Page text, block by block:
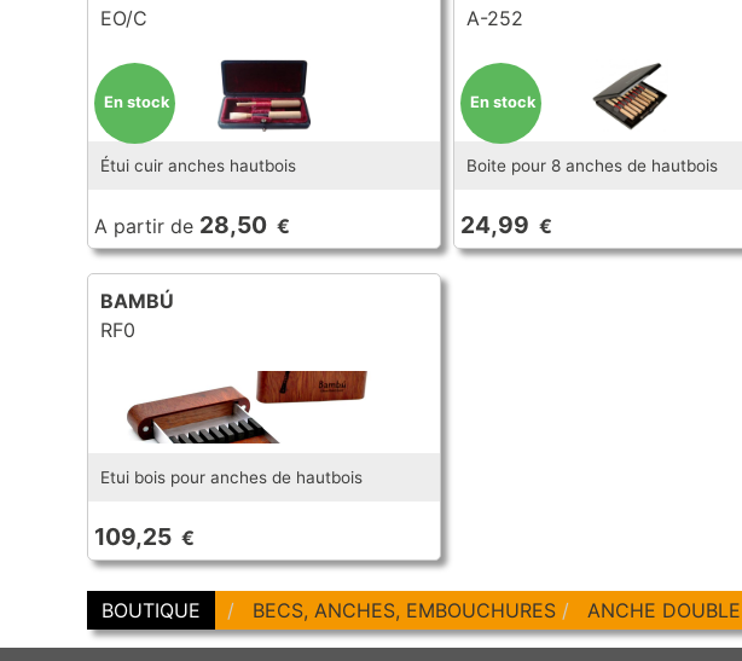
EO/C
Étui cuir anches hautbois
A partir de 28,50 €
En stock
A-252
Boite pour 8 anches de hautbois
24,99 €
En stock
BAMBÚ
RF0
Etui bois pour anches de hautbois
109,25 €
BOUTIQUE BECS, ANCHES, EMBOUCHURES ANCHE DOUBLE